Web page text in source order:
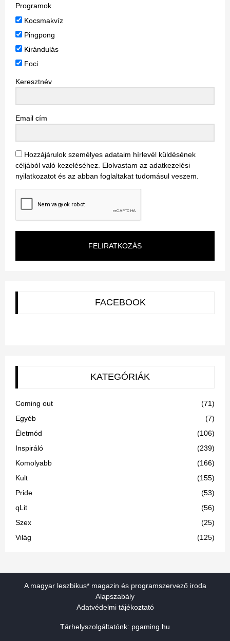
Programok
Kocsmakvíz
Pingpong
Kirándulás
Foci
Keresztnév
Email cím
Hozzájárulok személyes adataim hírlevél küldésének
céljából való kezeléséhez. Elolvastam az adatkezelési
nyilatkozatot és az abban foglaltakat tudomásul veszem.
FELIRATKOZÁS
FACEBOOK
KATEGÓRIÁK
Coming out
(71)
Egyéb
(7)
Életmód
(106)
Inspiráló
(239)
Komolyabb
(166)
Kult
(155)
Pride
(53)
qLit
(56)
Szex
(25)
Világ
(125)
A magyar leszbikus* magazin és programszervező iroda
Alapszabály
Adatvédelmi tájékoztató
Tárhelyszolgáltatónk: pgaming.hu